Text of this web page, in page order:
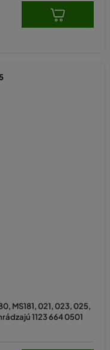
MS181, 021, 023, 025,
1123 664 0501